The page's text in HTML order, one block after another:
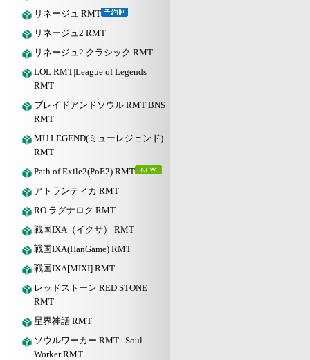
リネージュ RMT
リネージュ2 RMT
リネージュ2 クラシック RMT
LOL RMT|League of Legends
RMT
ブレイドアンドソウル RMT|BNS
RMT
MU LEGEND(ミューレジェンド)
RMT
Path of Exile2(PoE2) RMT
アトランティカ RMT
RO ラグナロク RMT
戦国IXA（イクサ） RMT
戦国IXA(HanGame) RMT
戦国IXA[MIXI] RMT
レッドストーン|RED STONE
RMT
星界神話 RMT
ソウルワーカー RMT | Soul
Worker RMT